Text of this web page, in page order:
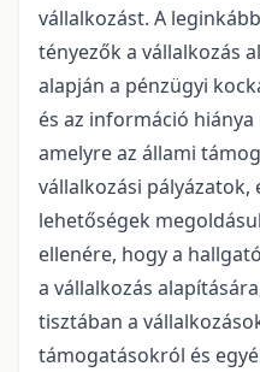
vállalkozást. A
tényezők a vállalkozás
alapján a pénzügyi
és az információ
amelyre az állami
vállalkozási pályázatok,
lehetőségek
ellenére, hogy a
a vállalkozás
tisztában a
támogatásokról és